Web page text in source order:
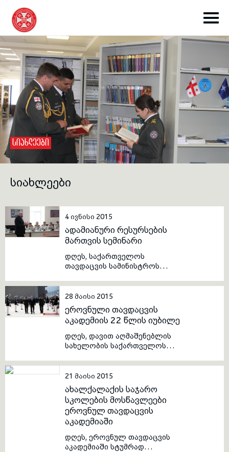
toggle submenu
toggle submenu
ᲡᲘᲐᲮᲚᲔᲔᲑᲘ
ᲡᲘᲐᲮᲚᲔᲔᲑᲘ
4 ივნისი 2015
ადამიანური რესურსების
მართვის სემინარი
დღეს, საქართველოს
თავდაცვის სამინისტროს
ცენტრში ადამიანური
რესურსების მართვის სემინარი
დაიწყო. ტრენინგი ადამიანური
რესურსების უკეთ მართვისთვის
საჭირო უნარ-ჩვევების
ჩამოყალიბებასა და
კრეატიული აზროვნების
განვითარებას ისახავს მიზნად.
28 მაისი 2015
ეროვნული თავდაცვის
აკადემიის 22 წლის იუბილე
დღეს, დავით აღმაშენებლის
სახელობის საქართველოს
აკადემიას დაარსებიდან 22
წელი შეუსრულდა. საიუბილეო
თარიღი აკადემიაში საზეიმოდ
აღინიშნა.
21 მაისი 2015
ახალქალაქის საჯარო
სკოლების მოსწავლეები
ეროვნულ თავდაცვის
აკადემიაში
დღეს, ეროვნულ თავდაცვის
აკადემიაში სტუმრად